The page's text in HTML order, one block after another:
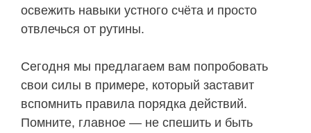
освежить навыки устного счёта и просто
отвлечься от рутины.
Сегодня мы предлагаем вам попробовать
свои силы в примере, который заставит
вспомнить правила порядка действий.
Помните, главное — не спешить и быть